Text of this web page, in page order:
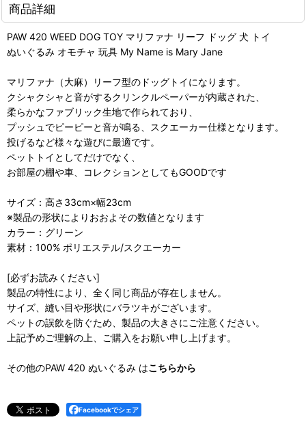
商品詳細
PAW 420 WEED DOG TOY マリファナ リーフ ドッグ 犬 トイ
ぬいぐるみ オモチャ 玩具 My Name is Mary Jane
マリファナ（大麻）リーフ型のドッグトイになります。
クシャクシャと音がするクリンクルペーパーが内蔵された、
柔らかなファブリック生地で作られており、
プッシュでピーピーと音が鳴る、スクエーカー仕様となります。
投げるなど様々な遊びに最適です。
ペットトイとしてだけでなく、
お部屋の棚や車、コレクションとしてもGOODです
サイズ：高さ33cm×幅23cm
※製品の形状によりおおよその数値となります
カラー：グリーン
素材：100% ポリエステル/スクエーカー
[必ずお読みください]
製品の特性により、全く同じ商品が存在しません。
サイズ、縫い目や形状にバラツキがございます。
ペットの誤飲を防ぐため、製品の大きさにご注意ください。
上記予めご理解の上、ご購入をお願い申し上げます。
その他のPAW 420 ぬいぐるみ はこちらから
Facebookでシェア